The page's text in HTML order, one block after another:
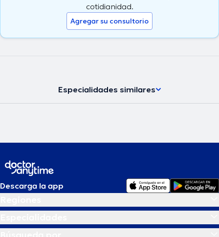
cotidianidad.
Agregar su consultorio
Especialidades similares
Descarga la app